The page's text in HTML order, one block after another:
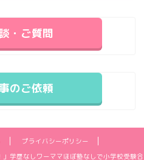
・ご質問
のご依頼
プライバシーポリシー
学歴なしワーママほぼ塾なしで小学校受験合